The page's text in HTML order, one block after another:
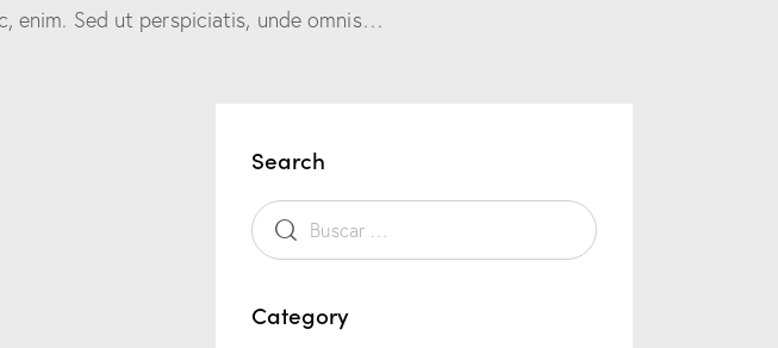
enim. Sed ut perspiciatis, unde omnis…
Search
Category